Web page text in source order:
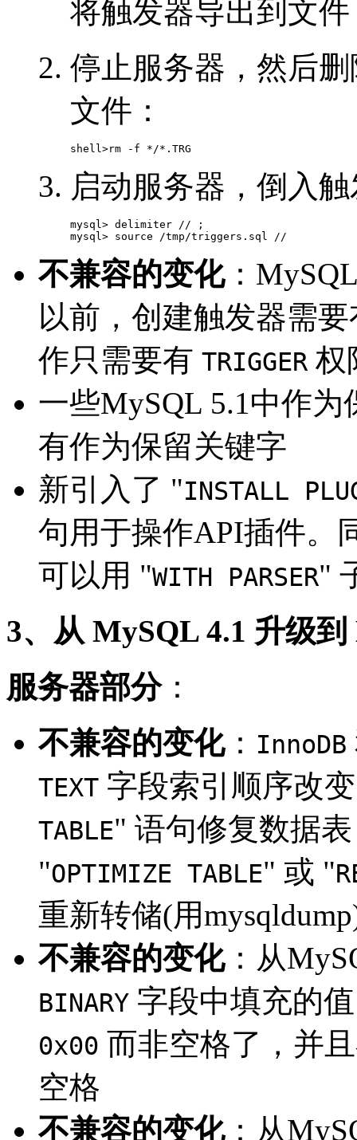
将触发器导出到文
停止服务器，然后
文件：
启动服务器，倒入
mysql> delimiter // ;
不兼容的变化：
以前，创建触发器需
作只需要有 TRIGGER 权
一些MySQL 5.1中作
有作为保留关键字
新引入了 "INSTALL
句用于操作API插件。
可以用 "WITH PARSER"
3、从 MySQL 4.1 升级
服务器部分：
不兼容的变化： InnoDB
TEXT 字段索引顺序改
TABLE" 语句修复数据
"OPTIMIZE TABLE" 或 "
重新转储(用
不兼容的变化：从
BINARY 字段中填充的
0x00 而非空格了，并
空格
不兼容的变化：从